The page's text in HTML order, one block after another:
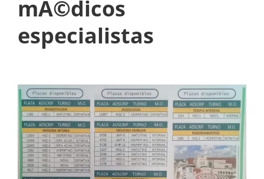
E
L
E
N
A
mÃ©dicos
especialistas